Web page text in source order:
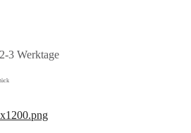
3 Werktage